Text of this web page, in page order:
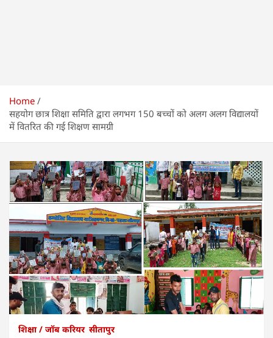
Home
सहयोग छात्र शिक्षा समिति द्वारा लगभग 150 बच्चों को अलग अलग विद्यालयों
में वितरित की गई शिक्षण सामग्री
शिक्षा / जॉब करियर सीतापुर